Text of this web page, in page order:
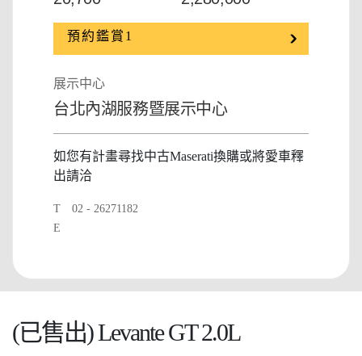
預約鑑賞1
展示中心
台北內湖服務暨展示中心
如您有計畫尋找中古Maserati換購或將愛車釋
出請洽
T
02 - 26271182
E
(已售出) Levante GT 2.0L